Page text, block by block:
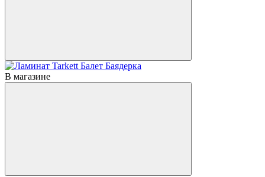
В магазине